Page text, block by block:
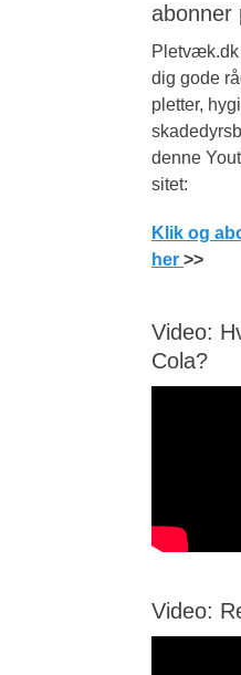
abonner
Pletvæk.dk
dig gode
pletter,
denne
sitet:
Klik og
her >>
Video:
Cola?
Video: